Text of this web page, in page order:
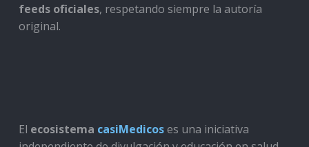
feeds oficiales, respetando siempre la autoría
original.
El ecosistema casiMedicoses una iniciativa